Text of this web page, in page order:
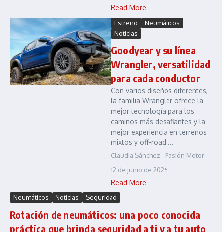
Read More
Estreno
Neumáticos
Noticias
Goodyear y su línea
Wrangler, versatilidad
para cada conductor
Con varios diseños diferentes,
la familia Wrangler ofrece la
mejor tecnología para los
caminos más desafiantes y la
mejor experiencia en terrenos
mixtos y off-road....
Claudia Sánchez - Pasión Motor
12 de junio de 2025
Read More
Neumáticos Noticias Seguridad
Rotación de neumáticos: una poco conocida
práctica que brinda seguridad a ti y a tu auto